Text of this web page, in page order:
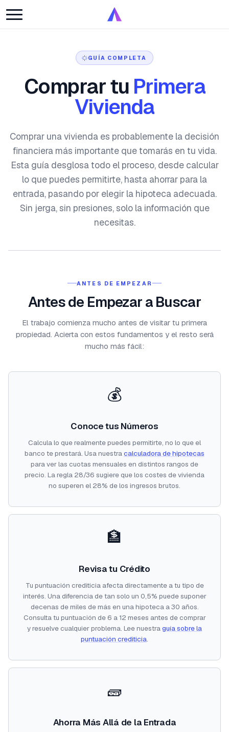
GUÍA COMPLETA
Comprar tu Primera
Vivienda
Comprar una vivienda es probablemente la decisión
financiera más importante que tomarás en tu vida.
Esta guía desglosa todo el proceso, desde calcular
lo que puedes permitirte, hasta ahorrar para la
entrada, pasando por elegir la hipoteca adecuada.
Sin jerga, sin presiones, solo la información que
necesitas.
ANTES DE EMPEZAR
Antes de Empezar a Buscar
El trabajo comienza mucho antes de visitar tu primera
propiedad. Acierta con estos fundamentos y el resto será
mucho más fácil:
💰
Conoce tus Números
Calcula lo que realmente puedes permitirte, no lo que el
banco te prestará. Usa nuestra calculadora de hipotecas
para ver las cuotas mensuales en distintos rangos de
precio. La regla 28/36 sugiere que los costes de vivienda
no superen el 28% de los ingresos brutos.
🏦
Revisa tu Crédito
Tu puntuación crediticia afecta directamente a tu tipo de
interés. Una diferencia de tan solo un 0,5% puede suponer
decenas de miles de más en una hipoteca a 30 años.
Consulta tu puntuación de 6 a 12 meses antes de comprar
y resuelve cualquier problema. Lee nuestra guía sobre la
puntuación crediticia
🧱
Ahorra Más Allá de la Entrada